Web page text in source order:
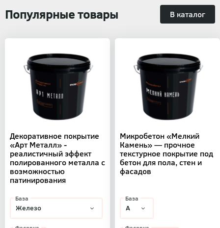
Популярные товары В каталог
Декоративное покрытие
«Арт Металл» -
реалистичный эффект
полированного металла с
возможностью
патинирования
База
Микробетон «Мелкий
Камень» — прочное
текстурное покрытие под
бетон для пола, стен и
фасадов
База